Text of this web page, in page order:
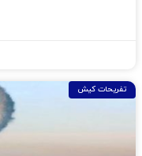
تفریحات کیش